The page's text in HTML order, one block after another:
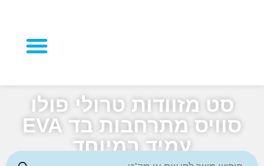
סט מזוודות טרולי פולו
סוויס מתרחבות בד EVA
עמיד במיוחד